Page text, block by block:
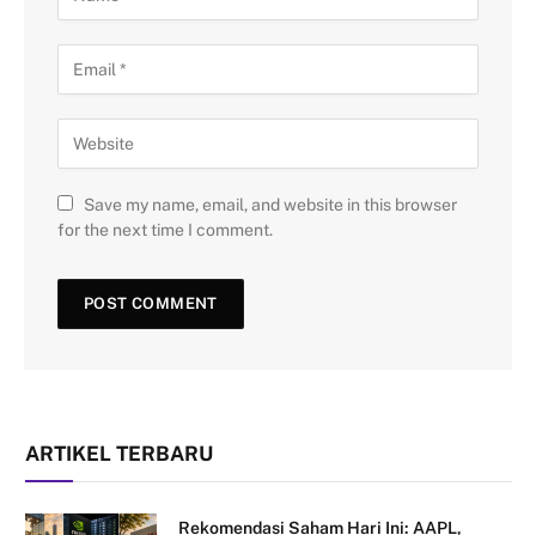
Save my name, email, and website in this browser
for the next time I comment.
ARTIKEL TERBARU
Rekomendasi Saham Hari Ini: AAPL,